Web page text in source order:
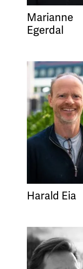
Marianne
Egerdal
Harald Eia